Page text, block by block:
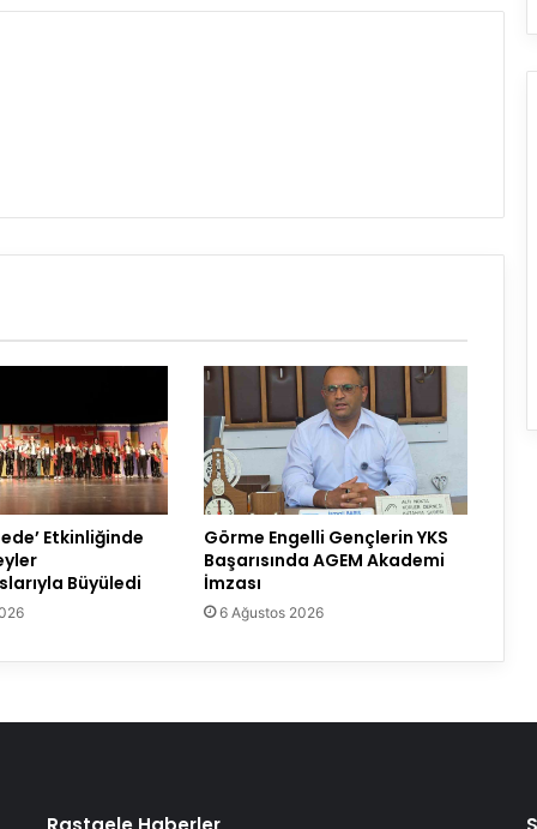
Etkinliğinde
Büyüledi
Görme Engelli Gençlerin YKS
Başarısında AGEM Akademi
İmzası
6 Ağustos 2026